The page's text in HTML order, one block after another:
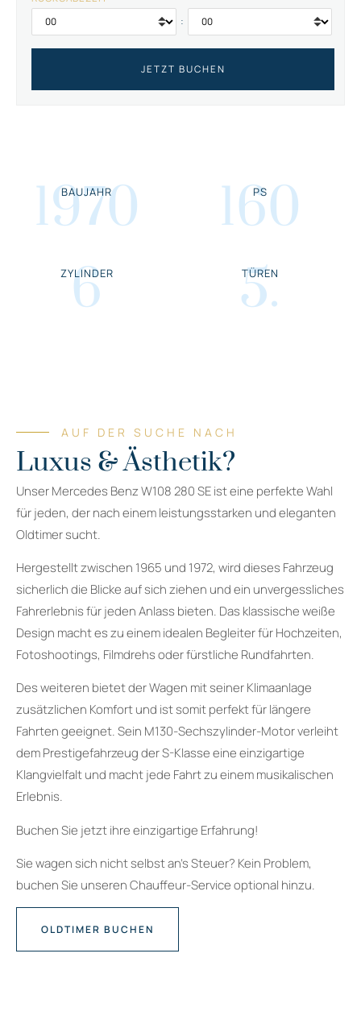
:
1970
BAUJAHR 160
PS
6
ZYLINDER 5.
TÜREN
AUF DER SUCHE NACH
Luxus & Ästhetik?
Unser Mercedes Benz W108 280 SE ist eine perfekte Wahl
für jeden, der nach einem leistungsstarken und eleganten
Oldtimer sucht.
Hergestellt zwischen 1965 und 1972, wird dieses Fahrzeug
sicherlich die Blicke auf sich ziehen und ein unvergessliches
Fahrerlebnis für jeden Anlass bieten. Das klassische weiße
Design macht es zu einem idealen Begleiter für Hochzeiten,
Fotoshootings, Filmdrehs oder fürstliche Rundfahrten.
Des weiteren bietet der Wagen mit seiner Klimaanlage
zusätzlichen Komfort und ist somit perfekt für längere
Fahrten geeignet. Sein M130-Sechszylinder-Motor verleiht
dem Prestigefahrzeug der S-Klasse eine einzigartige
Klangvielfalt und macht jede Fahrt zu einem musikalischen
Erlebnis.
Buchen Sie jetzt ihre einzigartige Erfahrung!
Sie wagen sich nicht selbst an’s Steuer? Kein Problem,
buchen Sie unseren Chauffeur-Service optional hinzu.
OLDTIMER BUCHEN